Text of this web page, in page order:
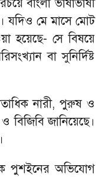
বাংলা ভাষাভাষী
যদিও মে মাসে মোট
হয়েছে- সে বিষয়ে
বা সুনির্দিষ্ট
নারী, পুরুষ ও
বিজিবি জানিয়েছে।
পুশইনের অভিযোগ